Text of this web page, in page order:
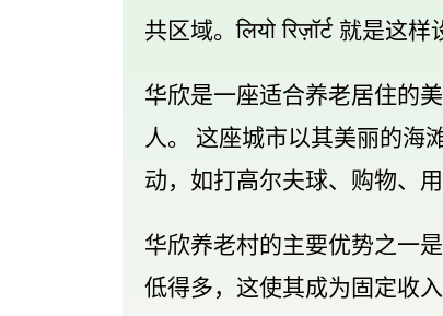
共区域。लियो रिज़ॉर्ट 就是这样
华欣是一座适合养老居住的
人。 这座城市以其美丽的海
动，如打高尔夫球、购物、
华欣养老村的主要优势之一
低得多，这使其成为固定收